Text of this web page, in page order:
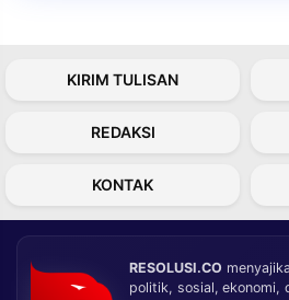
KIRIM TULISAN
REDAKSI
KONTAK
RESOLUSI.CO
politik, sosial, ekonomi,